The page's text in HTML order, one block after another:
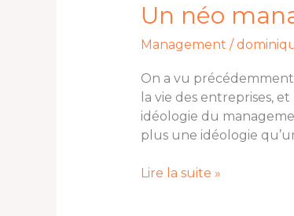
Un néo
Management /
On a vu
la vie des entreprises,
idéologie du
plus une idéologie
management
est-
il
?
Lire la suite »